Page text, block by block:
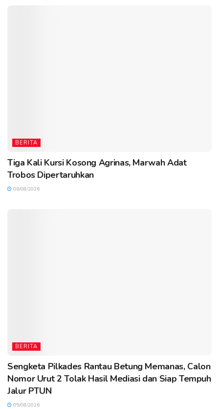
BERITA
Tiga Kali Kursi Kosong Agrinas, Marwah Adat
Trobos Dipertaruhkan
06/08/2026
BERITA
Sengketa Pilkades Rantau Betung Memanas, Calon
Nomor Urut 2 Tolak Hasil Mediasi dan Siap Tempuh
Jalur PTUN
05/08/2026